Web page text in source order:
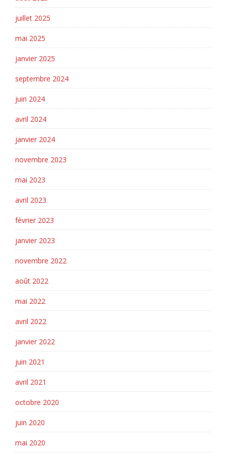
juillet 2025
mai 2025
janvier 2025
septembre 2024
juin 2024
avril 2024
janvier 2024
novembre 2023
mai 2023
avril 2023
février 2023
janvier 2023
novembre 2022
août 2022
mai 2022
avril 2022
janvier 2022
juin 2021
avril 2021
octobre 2020
juin 2020
mai 2020